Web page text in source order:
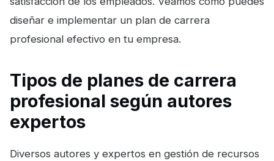
diseñar e implementar un plan de carrera
profesional efectivo en tu empresa.
Tipos de planes de carrera
profesional según autores
expertos
Diversos autores y expertos en gestión de recursos